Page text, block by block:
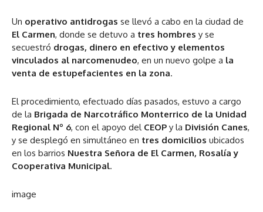
Un operativo antidrogas se llevó a cabo en la ciudad de
El Carmen, donde se detuvo a tres hombres y se
secuestró drogas, dinero en efectivo y elementos
vinculados al narcomenudeo, en un nuevo golpe a la
venta de estupefacientes en la zona.
El procedimiento, efectuado días pasados, estuvo a cargo
de la Brigada de Narcotráfico Monterrico de la Unidad
Regional Nº 6, con el apoyo del CEOP y la División Canes,
y se desplegó en simultáneo en tres domicilios ubicados
en los barrios Nuestra Señora de El Carmen, Rosalía y
Cooperativa Municipal.
image